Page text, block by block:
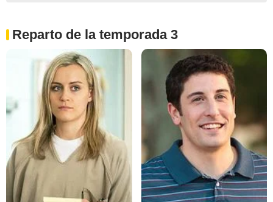
Reparto de la temporada 3